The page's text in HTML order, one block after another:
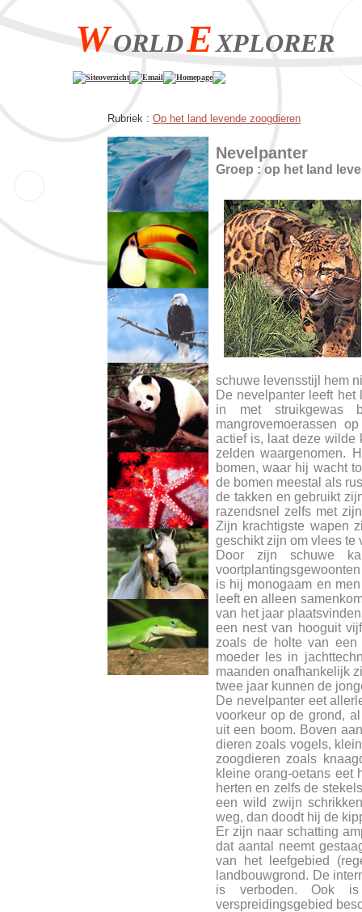
WORLDEXPLORER
Siteoverzicht Email Homepage
Rubriek : Op het land levende zoogdieren
Nevelpanter
Groep : op het land
schuwe levensstijl hem
De nevelpanter leeft
in met struikgewas
mangrovemoerassen
actief is, laat deze wilde
zelden waargenomen.
bomen, waar hij wacht
de bomen meestal als
de takken en gebruikt
razendsnel zelfs met
Zijn krachtigste wapen
geschikt zijn om vlees te
Door zijn schuwe
is hij monogaam en
leeft en alleen
van het jaar
een nest van hooguit
zoals de holte van
moeder les in
maanden onafhankelijk
twee jaar kunnen de
De nevelpanter eet
voorkeur op de grond,
uit een boom. Boven
dieren zoals vogels,
zoogdieren zoals
kleine orang-oetans eet
herten en zelfs de
een wild zwijn
weg, dan doodt hij de
Er zijn naar schatting
dat aantal neemt
van het leefgebied
landbouwgrond. De
is verboden. Ook
verspreidingsgebied